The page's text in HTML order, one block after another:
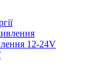
12-24V